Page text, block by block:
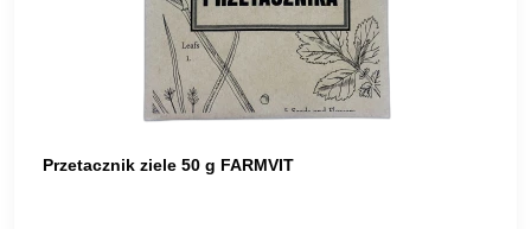
Przetacznik ziele 50 g FARMVIT